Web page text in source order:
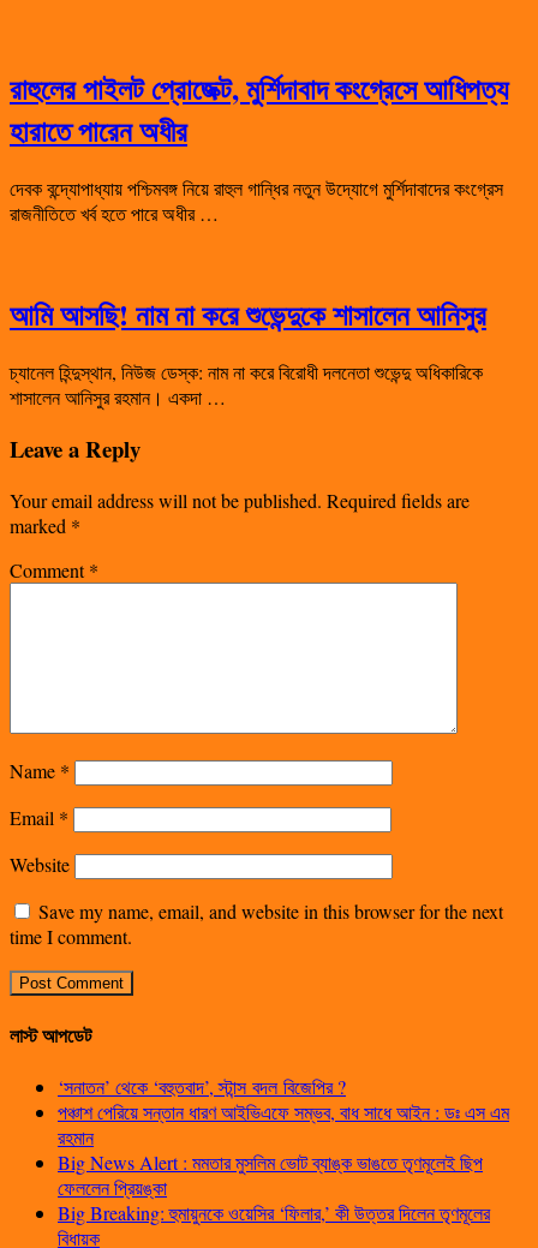
রাহুলের পাইলট প্রোজেক্ট, মুর্শিদাবাদ কংগ্রেসে আধিপত্য
হারাতে পারেন অধীর
দেবক বন্দ্যোপাধ্যায় পশ্চিমবঙ্গ নিয়ে রাহুল গান্ধির নতুন উদ্যোগে মুর্শিদাবাদের কংগ্রেস
রাজনীতিতে খর্ব হতে পারে অধীর …
আমি আসছি! নাম না করে শুভেন্দুকে শাসালেন আনিসুর
চ্যানেল হিন্দুস্থান, নিউজ ডেস্ক: নাম না করে বিরোধী দলনেতা শুভেন্দু অধিকারিকে
শাসালেন আনিসুর রহমান। একদা …
Leave a Reply
Your email address will not be published. Required fields are
marked *
Comment*
Name *
Email *
Website
Save my name, email, and website in this browser for the next
time I comment.
লাস্ট আপডেট
‘সনাতন’ থেকে ‘বহুতবাদ’, স্টান্স বদল বিজেপির ?
পঞ্চাশ পেরিয়ে সন্তান ধারণ আইভিএফে সম্ভব, বাধ সাধে আইন : ডঃ এস এম
রহমান
Big News Alert : মমতার মুসলিম ভোট ব্যাঙ্ক ভাঙতে তৃণমূলেই ছিপ
ফেললেন প্রিয়ঙ্কা
Big Breaking: হুমায়ুনকে ওয়েসির ‘ফিলার,’ কী উত্তর দিলেন তৃণমূলের
বিধায়ক